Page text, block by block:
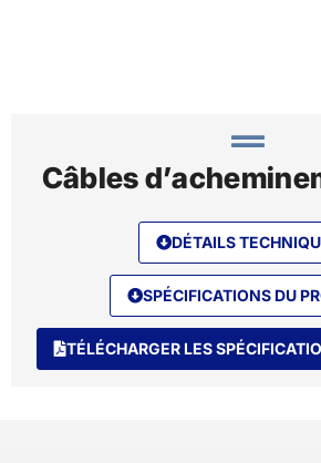
Câbles
DÉTAILS
SPÉCIFICATIONS DU
TÉLÉCHARGER LES